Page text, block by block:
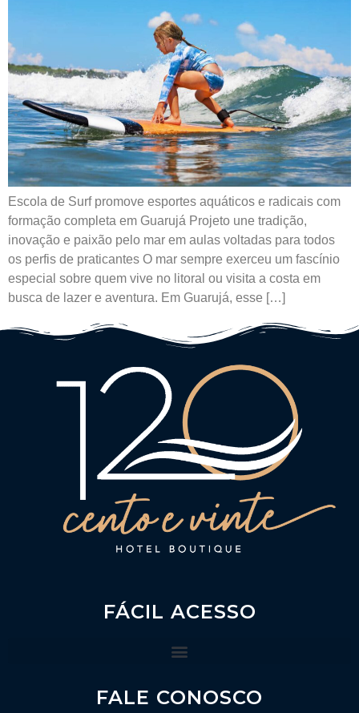
Escola de Surf promove esportes aquáticos e radicais com
formação completa em Guarujá Projeto une tradição,
inovação e paixão pelo mar em aulas voltadas para todos
os perfis de praticantes O mar sempre exerceu um fascínio
especial sobre quem vive no litoral ou visita a costa em
busca de lazer e aventura. Em Guarujá, esse […]
FÁCIL ACESSO
FALE CONOSCO